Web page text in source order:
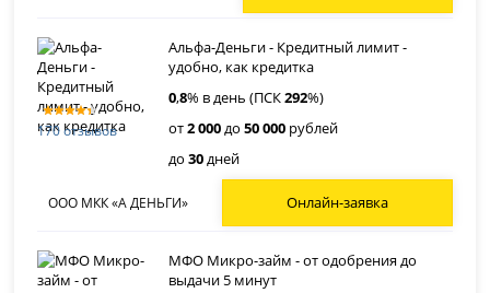
170 отзывов
Альфа-Деньги - Кредитный лимит -
удобно, как кредитка
0,8% в день (ПСК292%)
от2 000до50 000 рублей
до30дней
ООО МКК «А ДЕНЬГИ» Онлайн-заявка
МФО Микро-займ - от одобрения до
выдачи 5 минут